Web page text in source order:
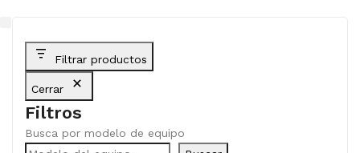
Filtrar productos
Cerrar
Filtros
Busca por modelo de equipo